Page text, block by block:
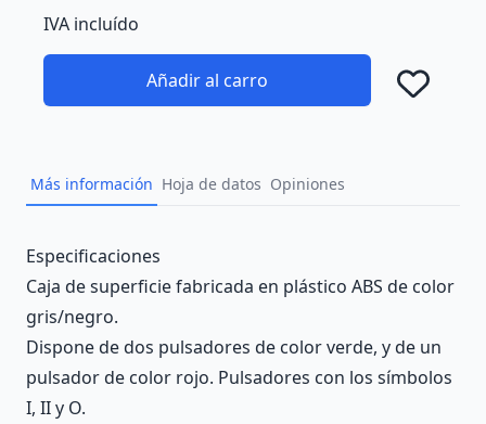
IVA incluído
Añadir al carro
Más información Hoja de datos Opiniones
Description
Especificaciones
Caja de superficie fabricada en plástico ABS de color
gris/negro.
Dispone de dos pulsadores de color verde, y de un
pulsador de color rojo. Pulsadores con los símbolos
I, II y O.